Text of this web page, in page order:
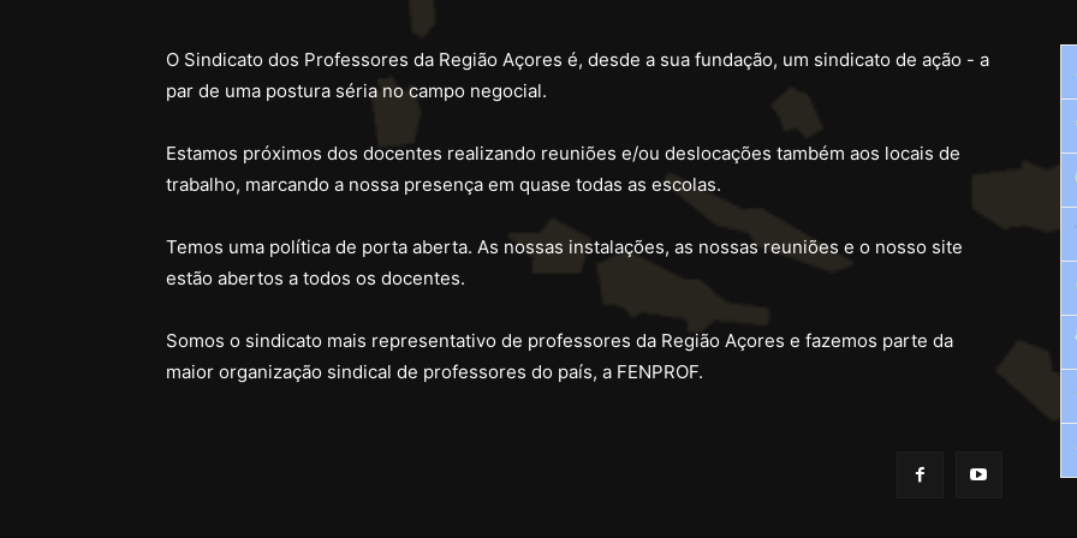
O Sindicato dos Professores da Região Açores é, desde a sua fundação, um sindicato de ação - a
par de uma postura séria no campo negocial.
Estamos próximos dos docentes realizando reuniões e/ou deslocações também aos locais de
trabalho, marcando a nossa presença em quase todas as escolas.
Temos uma política de porta aberta. As nossas instalações, as nossas reuniões e o nosso site
estão abertos a todos os docentes.
Somos o sindicato mais representativo de professores da Região Açores e fazemos parte da
maior organização sindical de professores do país, a FENPROF.